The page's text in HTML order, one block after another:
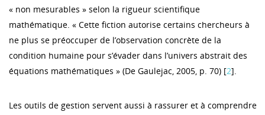
« non mesurables » selon la rigueur scientifique
mathématique. « Cette fiction autorise certains chercheurs à
ne plus se préoccuper de l’observation concrète de la
condition humaine pour s’évader dans l’univers abstrait des
équations mathématiques » (De Gaulejac, 2005, p. 70) [2].
Les outils de gestion servent aussi à rassurer et à comprendre